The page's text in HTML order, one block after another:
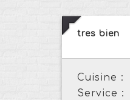
tres bien
Cuisine :
Service :